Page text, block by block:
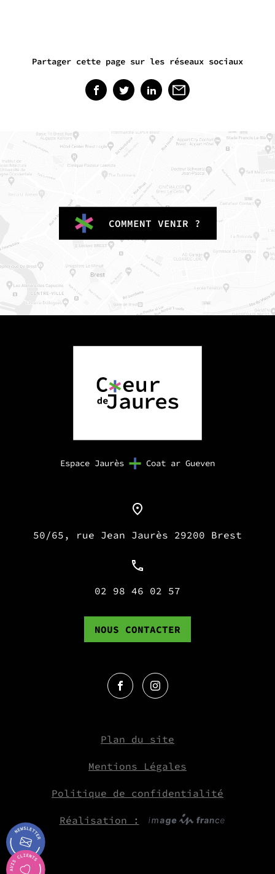
Partager cette page sur les réseaux sociaux
COMMENT VENIR ?
Espace Jaurès Coat ar Gueven
50/65, rue Jean Jaurès 29200 Brest
02 98 46 02 57
NOUS CONTACTER
Plan du site
Mentions Légales
Politique de confidentialité
Réalisation :